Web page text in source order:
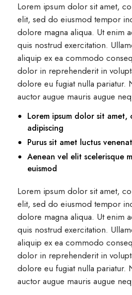
Lorem ipsum dolor sit amet,
elit, sed do eiusmod tempor
dolore magna aliqua. Ut enim
quis nostrud exercitation.
aliquip ex ea commodo
dolor in reprehenderit in
dolore eu fugiat nulla pariatur.
auctor augue mauris augue
Lorem ipsum dolor sit amet,
adipiscing
Purus sit amet luctus
Aenean vel elit scelerisque
euismod
Lorem ipsum dolor sit amet,
elit, sed do eiusmod tempor
dolore magna aliqua. Ut enim
quis nostrud exercitation.
aliquip ex ea commodo
dolor in reprehenderit in
dolore eu fugiat nulla pariatur.
auctor augue mauris augue